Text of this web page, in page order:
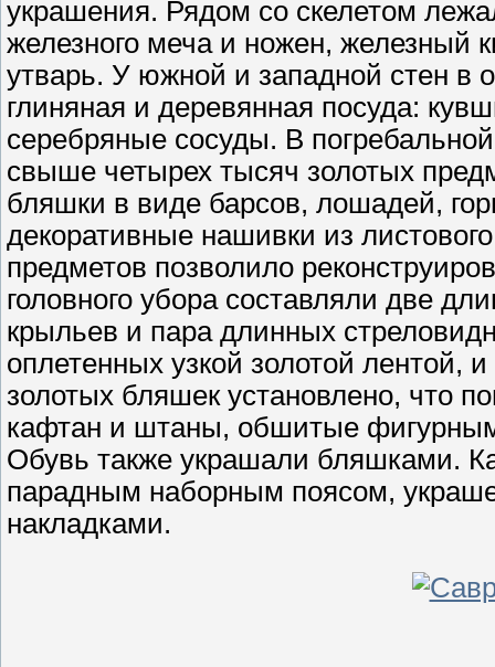
украшения. Рядом со скелетом
железного меча и ножен, железный
утварь. У южной и западной стен в
глиняная и деревянная посуда:
серебряные сосуды. В
свыше четырех тысяч золотых
бляшки в виде барсов, лошадей,
декоративные нашивки из
предметов позволило
головного убора составляли две
крыльев и пара длинных
оплетенных узкой золотой
золотых бляшек установлено, что
кафтан и штаны, обшитые
Обувь также украшали бляшками.
парадным наборным поясом,
накладками.